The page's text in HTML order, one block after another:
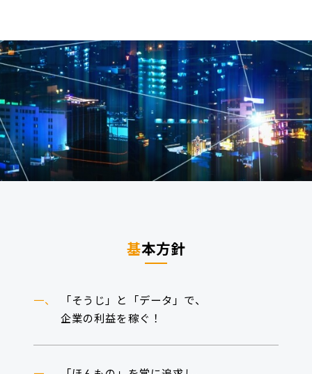
基本方針
一、
「そうじ」と「データ」で、
企業の利益を稼ぐ！